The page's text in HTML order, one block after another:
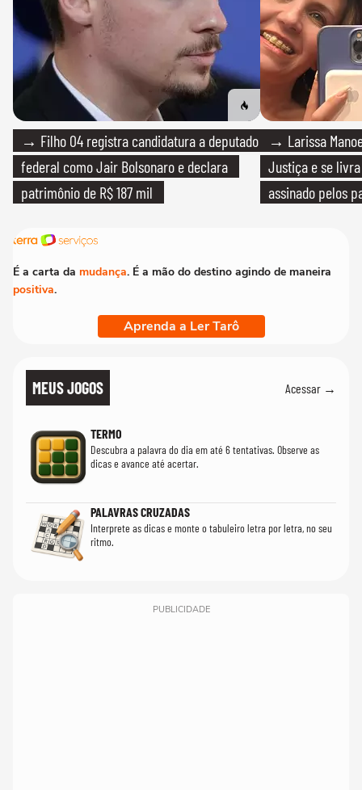
→ Filho 04 registra candidatura a deputado
federal como Jair Bolsonaro e declara
patrimônio de R$ 187 mil
→ Larissa
Justiça e se
assinado pelos
É a carta da mudança. É a mão do destino agindo de maneira
positiva.
Aprenda a Ler Tarô
MEUS JOGOS Acessar →
TERMO
Descubra a palavra do dia em até 6 tentativas. Observe as
dicas e avance até acertar.
PALAVRAS CRUZADAS
Interprete as dicas e monte o tabuleiro letra por letra, no seu
ritmo.
PUBLICIDADE